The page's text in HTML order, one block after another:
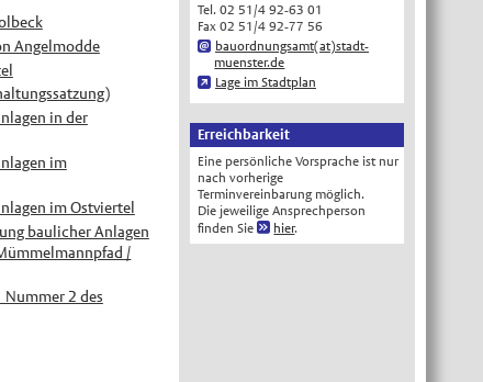
Angelmodde
in der
im
im Ostviertel
baulicher Anlagen
/
Nummer 2 des
اللغة العربية
Français
Español
Polski
Русский
中文
Automatische Übersetzung, ohne
Gewähr auf Richtigkeit.
Tel. 02 51/4 92-63 01
Fax 02 51/4 92-77 56
bauordnungsamt(at)stadt-
muenster.de
Lage im Stadtplan
Erreichbarkeit
Eine persönliche Vorsprache ist nur
nach vorherige
Terminvereinbarung möglich.
Die jeweilige Ansprechperson
finden Sie
hier.